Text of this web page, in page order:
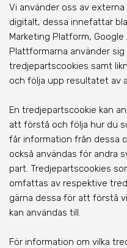
Vi använder oss av
digitalt, dessa innefattar
Marketing Platform,
Plattformarna använder
tredjepartscookies samt
och följa upp resultatet av
En tredjepartscookie kan
att förstå och följa hur du
får information från dessa
också användas för andra
part. Tredjepartscookies
omfattas av respektive
gärna dessa för att förstå
kan användas till.
För information om vilka